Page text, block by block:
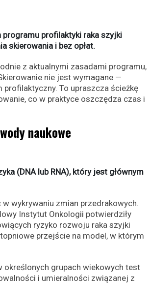
programu profilaktyki raka szyjki
skierowania i bez opłat.
z aktualnymi zasadami programu,
nie jest wymagane —
To upraszcza ścieżkę
co w praktyce oszczędza czas i
naukowe
(DNA lub RNA), który jest głównym
wykrywaniu zmian przedrakowych.
Instytut Onkologii potwierdziły
ryzyko rozwoju raka szyjki
przejście na model, w którym
określonych grupach wiekowych test
i umieralności związanej z